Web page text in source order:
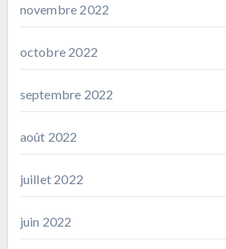
novembre 2022
octobre 2022
septembre 2022
août 2022
juillet 2022
juin 2022